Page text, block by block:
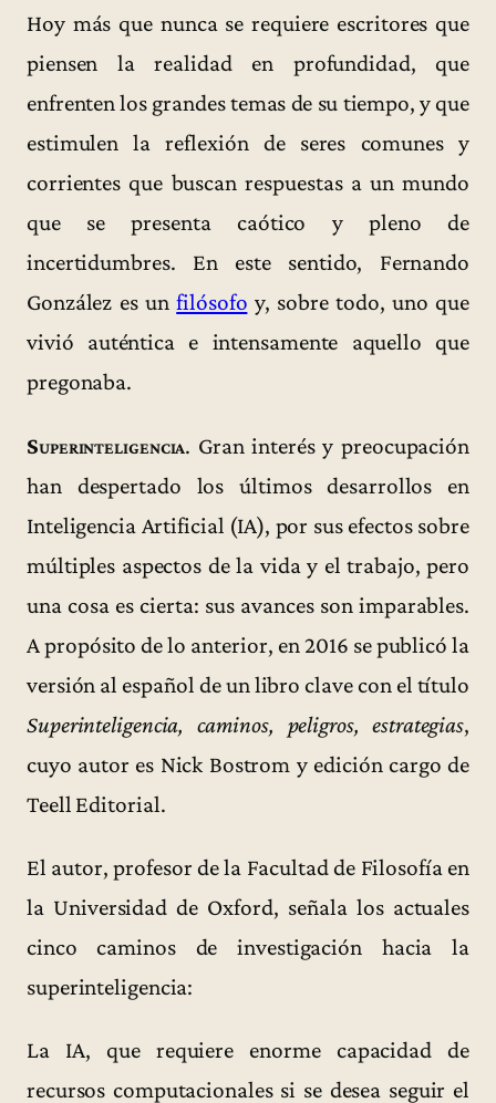
Hoy más que nunca se requiere escritores que
piensen la realidad en profundidad, que
enfrenten los grandes temas de su tiempo, y que
estimulen la reflexión de seres comunes y
corrientes que buscan respuestas a un mundo
que se presenta caótico y pleno de
incertidumbres. En este sentido, Fernando
González es unfilósofo y, sobre todo, uno que
vivió auténtica e intensamente aquello que
pregonaba.
Superinteligencia. Gran interés y preocupación
han despertado los últimos desarrollos en
Inteligencia Artificial (IA), por sus efectos sobre
múltiples aspectos de la vida y el trabajo, pero
una cosa es cierta: sus avances son imparables.
A propósito de lo anterior, en 2016 se publicó la
versión al español de un libro clave con el título
Superinteligencia, caminos, peligros, estrategias,
cuyo autor es Nick Bostrom y edición cargo de
Teell Editorial.
El autor, profesor de la Facultad de Filosofía en
la Universidad de Oxford, señala los actuales
cinco caminos de investigación hacia la
superinteligencia:
La IA, que requiere enorme capacidad de
recursos computacionales si se desea seguir el